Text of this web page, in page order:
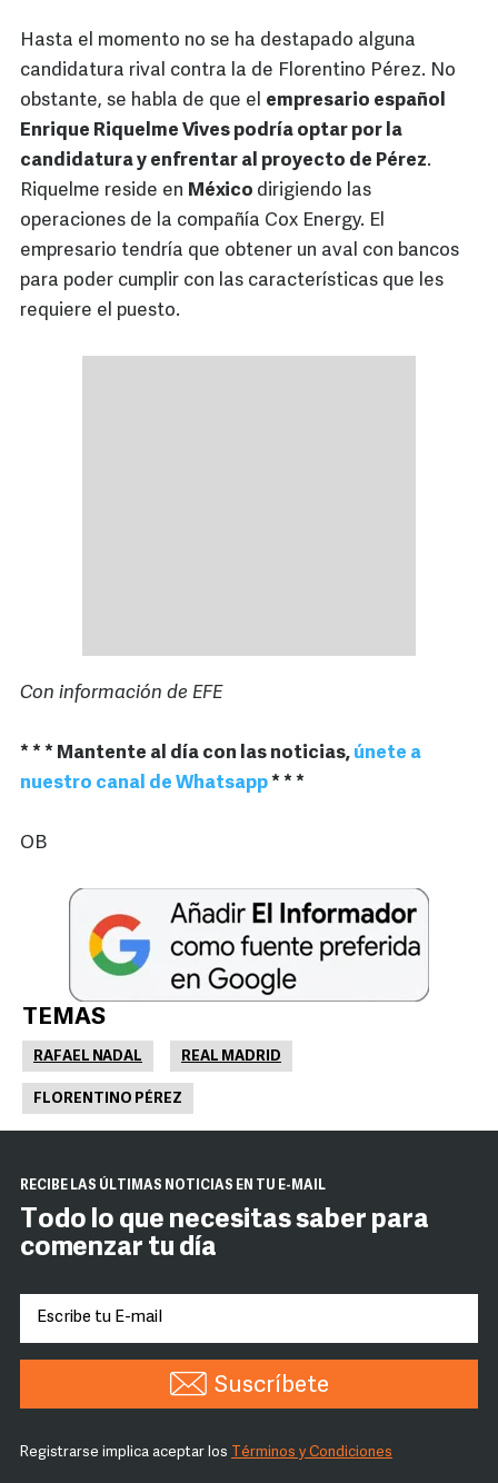
Hasta el momento no se ha destapado alguna
candidatura rival contra la de Florentino Pérez. No
obstante, se habla de que el empresario español
Enrique Riquelme Vives podría optar por la
candidatura y enfrentar al proyecto de Pérez.
Riquelme reside en México dirigiendo las
operaciones de la compañía Cox Energy. El
empresario tendría que obtener un aval con bancos
para poder cumplir con las características que les
requiere el puesto.
Con información de EFE
* * * Mantente al día con las noticias, únete a
nuestro canal de Whatsapp* * *
OB
TEMAS
RAFAEL NADAL REAL MADRID
FLORENTINO PÉREZ
RECIBE LAS ÚLTIMAS NOTICIAS EN TU E-MAIL
Todo lo que necesitas saber para
comenzar tu día
Suscríbete
Registrarse implica aceptar los Términos y Condiciones